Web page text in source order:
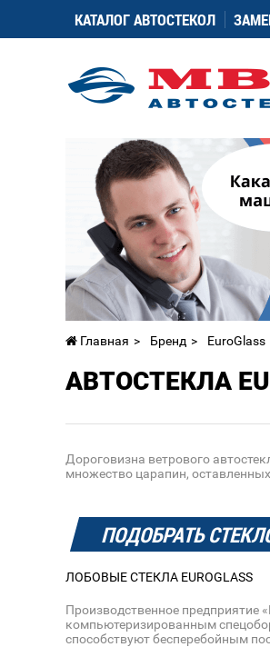
КАТАЛОГ АВТОСТЕКОЛ
Главная Бренд EuroGlass
АВТОСТЕКЛА
Дороговизна ветрового
множество царапин,
ПОДОБРАТЬ
ЛОБОВЫЕ СТЕКЛА EUROGLASS
Производственное предприятие
компьютеризированным
способствуют бесперебойным